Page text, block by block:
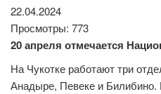
22.04.2024
Просмотры: 773
20 апреля отмечается
На Чукотке работают три
Анадыре, Певеке и Билибино.